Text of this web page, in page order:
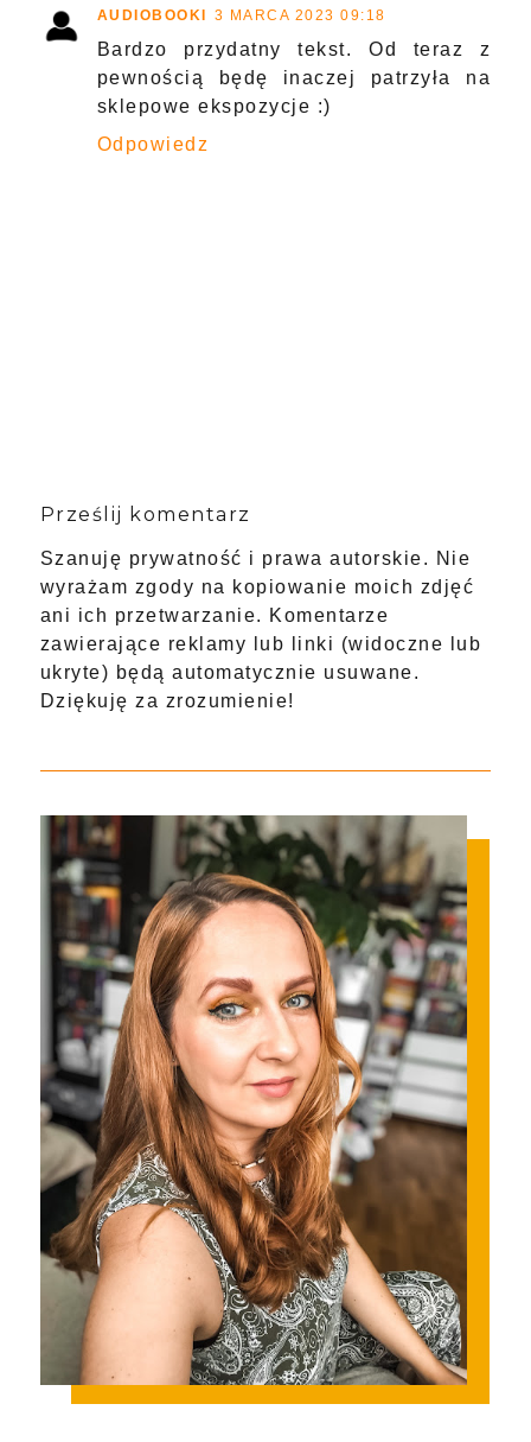
AUDIOBOOKI 3 MARCA 2023 09:18
Bardzo przydatny tekst. Od teraz z
pewnością będę inaczej patrzyła na
sklepowe ekspozycje :)
Odpowiedz
Prześlij komentarz
Szanuję prywatność i prawa autorskie. Nie
wyrażam zgody na kopiowanie moich zdjęć
ani ich przetwarzanie. Komentarze
zawierające reklamy lub linki (widoczne lub
ukryte) będą automatycznie usuwane.
Dziękuję za zrozumienie!